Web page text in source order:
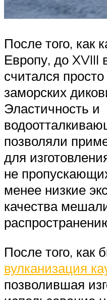
После того, как
Европу, до XVIII
считался
заморских
Эластичность и
позволяли
для
не
менее низкие
качества
После того, как
вулканизация
позволившая